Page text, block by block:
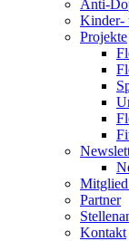
Anti-
Kinder-
Projekte
Partner
Kontakt